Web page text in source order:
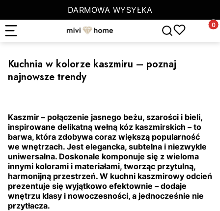
DARMOWA WYSYŁKA
Otwórz
Kuchnia w kolorze kaszmiru – poznaj
najnowsze trendy
Kaszmir – połączenie jasnego beżu, szarości i bieli,
inspirowane delikatną wełną kóz kaszmirskich – to
barwa, która zdobywa coraz większą popularność
we wnętrzach. Jest elegancka, subtelna i niezwykle
uniwersalna. Doskonale komponuje się z wieloma
innymi kolorami i materiałami, tworząc przytulną,
harmonijną przestrzeń. W kuchni kaszmirowy odcień
prezentuje się wyjątkowo efektownie – dodaje
wnętrzu klasy i nowoczesności, a jednocześnie nie
przytłacza.